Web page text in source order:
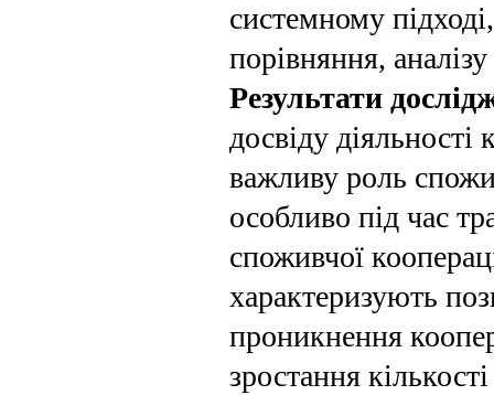
системному
порівняння,
Результати
досвіду
важливу роль
особливо під час
споживчої
харак­теризують
проникнення
зростання